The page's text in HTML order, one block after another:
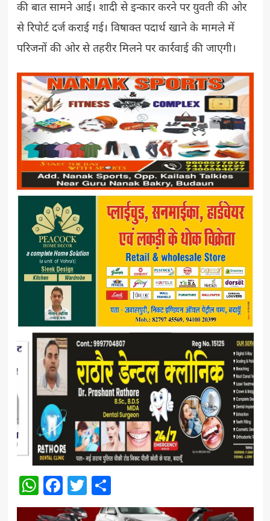
की बात सामने आई। शादी से इन्कार करने पर युवती की ओर
से रिपोर्ट दर्ज कराई गई। विषाक्त पदार्थ खाने के मामले में
परिजनों की ओर से तहरीर मिलने पर कार्रवाई की जाएगी।
WhatsApp
Facebook
Twitter
Share